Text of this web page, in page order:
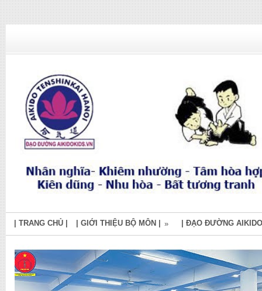
| TRANG CHỦ | | GIỚI THIỆU BỘ MÔN | » | ĐẠO ĐƯỜNG